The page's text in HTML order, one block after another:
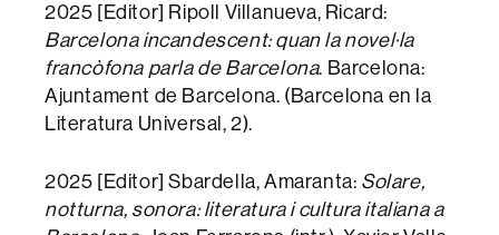
2025 [Editor] Ripoll Villanueva, Ricard:
Barcelona incandescent: quan la novel·la
francòfona parla de Barcelona. Barcelona:
Ajuntament de Barcelona. (Barcelona en la
Literatura Universal, 2).
2025 [Editor] Sbardella, Amaranta: Solare,
notturna, sonora: literatura i cultura italiana a